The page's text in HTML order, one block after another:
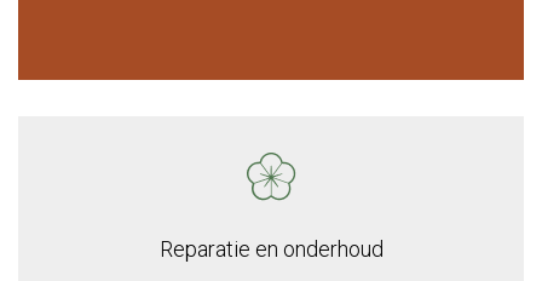
Reparatie en onderhoud